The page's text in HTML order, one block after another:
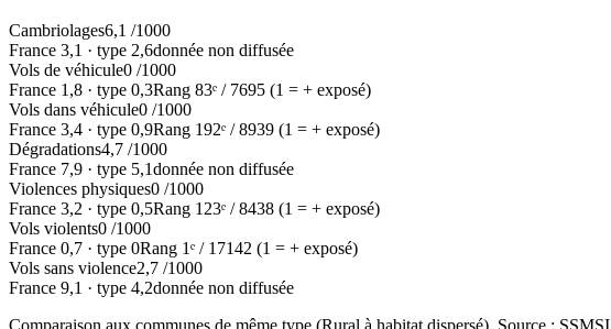
Cambriolages6,1 /1000
France 3,1 · type 2,6donnée non diffusée
Vols de véhicule0 /1000
France 1,8 · type 0,3Rang 83ᵉ / 7695 (1 = + exposé)
Vols dans véhicule0 /1000
France 3,4 · type 0,9Rang 192ᵉ /8939 (1 = + exposé)
Dégradations4,7 /1000
France 7,9 · type 5,1donnée non diffusée
Violences physiques0 /1000
France 3,2 · type 0,5Rang 123ᵉ /8438 (1 = + exposé)
Vols violents0 /1000
France 0,7 · type 0Rang 1ᵉ / 17142 (1 = + exposé)
Vols sans violence2,7 /1000
France 9,1 · type 4,2donnée non diffusée
Comparaison aux communes de même type (Rural à habitat dispersé). Source : SSMSI